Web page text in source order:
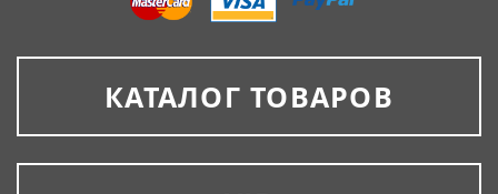
КАТАЛОГ ТОВАРОВ